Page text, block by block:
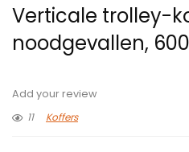
Verticale trolley-
noodgevallen,
Add your review
11
Koffers